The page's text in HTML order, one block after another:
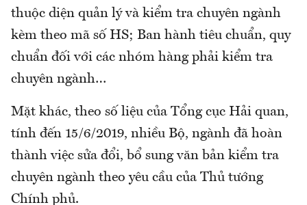
thuộc diện quản lý và kiểm tra chuyên ngành
kèm theo mã số HS; Ban hành tiêu chuẩn, quy
chuẩn đối với các nhóm hàng phải kiểm tra
chuyên ngành…
Mặt khác, theo số liệu của Tổng cục Hải quan,
tính đến 15/6/2019, nhiều Bộ, ngành đã hoàn
thành việc sửa đổi, bổ sung văn bản kiểm tra
chuyên ngành theo yêu cầu của Thủ tướng
Chính phủ.